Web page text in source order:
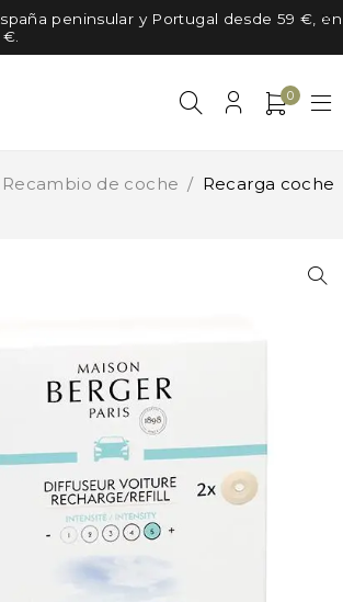
peninsular y Portugal desde 59 €, en
0
Recambio de coche / Recarga coche